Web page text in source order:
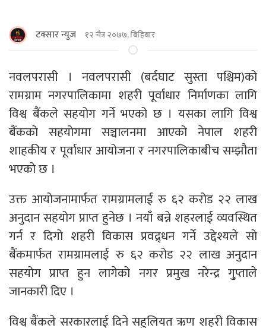
टक्सार न्युज १२ चैत्र २०७७, बिहिबार
नवलपरासी । नवलपरासी (बर्दघाट सुस्ता पश्चिम)को
रामग्राम नगरपालिकामा शहरी पूर्वाधार निर्माणका लागि
विश्व बैंकले सहयोग गर्ने भएको छ । यसका लागि विश्व
बैंकको सहयोगमा सञ्चालनमा आएको नेपाल शहरी
शाहकीय र पूर्वाधार आयोजना र नगरपालिकाबीच सम्झौता
भएको छ ।
उक्त आयोजनामार्फत रामग्रामलाई रु ६२ करोड २२ लाख
अनुदान सहयोग प्राप्त हुनेछ । नयाँ बन्ने शहरलाई व्यवस्थित
गर्न र दिगो शहरी विकास प्रवद्र्धन गर्ने उद्देश्यले सो
बैंकमार्फत रामग्रामलाई रु ६२ करोड २२ लाख अनुदान
सहयोग प्राप्त हुन लागेको नगर प्रमुख नरेन्द्र गु्प्ताले
जानकारी दिए ।
विश्व बैंकले सरकारलाई दिने सहुलियत ऋण शहरी विकास